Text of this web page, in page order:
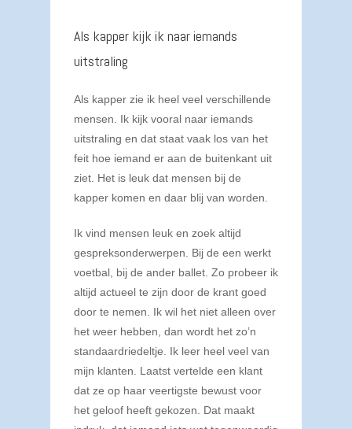
Als kapper kijk ik naar iemands
uitstraling
Als kapper zie ik heel veel verschillende
mensen. Ik kijk vooral naar iemands
uitstraling en dat staat vaak los van het
feit hoe iemand er aan de buitenkant uit
ziet. Het is leuk dat mensen bij de
kapper komen en daar blij van worden.
Ik vind mensen leuk en zoek altijd
gespreksonderwerpen. Bij de een werkt
voetbal, bij de ander ballet. Zo probeer ik
altijd actueel te zijn door de krant goed
door te nemen. Ik wil het niet alleen over
het weer hebben, dan wordt het zo’n
standaardriedeltje. Ik leer heel veel van
mijn klanten. Laatst vertelde een klant
dat ze op haar veertigste bewust voor
het geloof heeft gekozen. Dat maakt